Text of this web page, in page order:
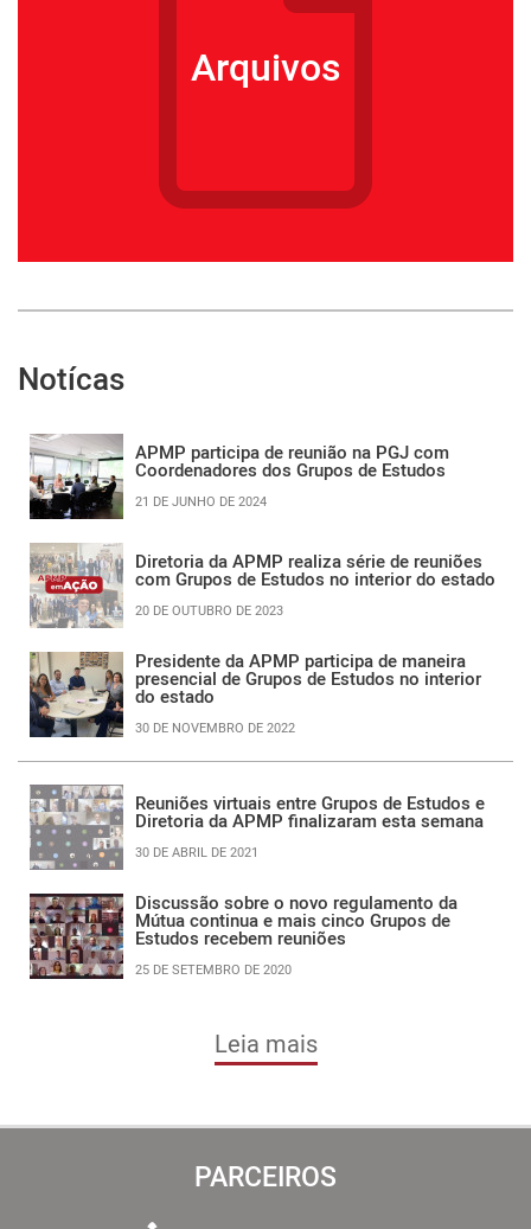
Arquivos
Notícas
APMP participa de reunião na PGJ com
Coordenadores dos Grupos de Estudos
21 DE JUNHO DE 2024
Diretoria da APMP realiza série de reuniões
com Grupos de Estudos no interior do estado
20 DE OUTUBRO DE 2023
Presidente da APMP participa de maneira
presencial de Grupos de Estudos no interior
do estado
30 DE NOVEMBRO DE 2022
Reuniões virtuais entre Grupos de Estudos e
Diretoria da APMP finalizaram esta semana
30 DE ABRIL DE 2021
Discussão sobre o novo regulamento da
Mútua continua e mais cinco Grupos de
Estudos recebem reuniões
25 DE SETEMBRO DE 2020
Leia mais
PARCEIROS